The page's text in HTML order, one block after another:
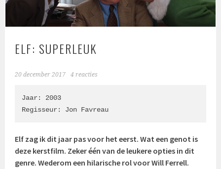
ELF: SUPERLEUK
20 december 2017 4 reacties
Jaar: 2003
Regisseur: Jon Favreau
Elf zag ik dit jaar pas voor het eerst. Wat een genot is
deze kerstfilm. Zeker één van de leukere opties in dit
genre. Wederom een hilarische rol voor Will Ferrell.